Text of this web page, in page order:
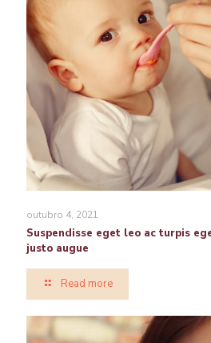
outubro 4, 2021
Suspendisse eget leo ac turpis
justo augue
Read more